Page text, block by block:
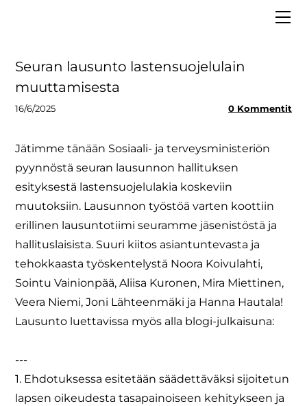
Seuran lausunto lastensuojelulain
muuttamisesta
16/6/2025 0 Kommentit
Jätimme tänään Sosiaali- ja terveysministeriön
pyynnöstä seuran lausunnon hallituksen
esityksestä lastensuojelulakia koskeviin
muutoksiin. Lausunnon työstöä varten koottiin
erillinen lausuntotiimi seuramme jäsenistöstä ja
hallituslaisista. Suuri kiitos asiantuntevasta ja
tehokkaasta työskentelystä Noora Koivulahti,
Sointu Vainionpää, Aliisa Kuronen, Mira Miettinen,
Veera Niemi, Joni Lähteenmäki ja Hanna Hautala!
Lausunto luettavissa myös alla blogi-julkaisuna:
---
1. Ehdotuksessa esitetään säädettäväksi sijoitetun
lapsen oikeudesta tasapainoiseen kehitykseen ja
Tiedolla johtaminen